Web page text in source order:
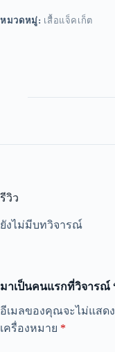
หมวดหมู่: เสื้อแจ็คเก็ต
รีวิว
ยังไม่มีบทวิจารณ์
มาเป็นคนแรกที่วิจารณ์
อีเมลของคุณจะไม่แสด
เครื่องหมาย *
A
t